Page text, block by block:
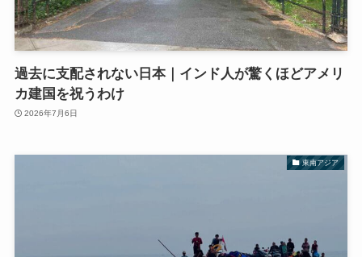
過去に支配されない日本｜インド人が驚くほどアメリ
カ建国を祝うわけ
2026年7月6日
東南アジア